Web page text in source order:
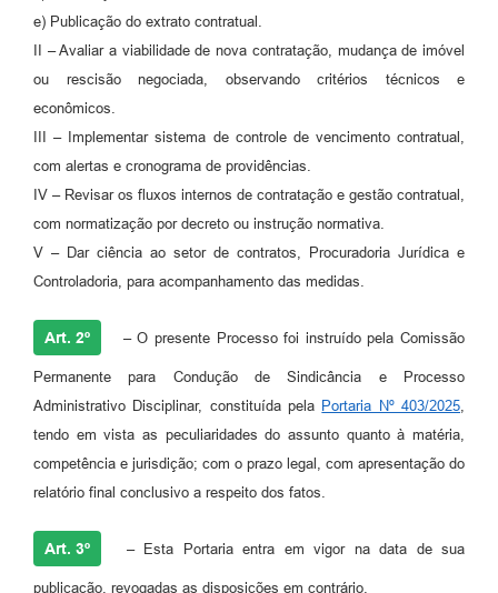
e) Publicação do extrato contratual.
II – Avaliar a viabilidade de nova contratação, mudança de imóvel
ou rescisão negociada, observando critérios técnicos e
econômicos.
III – Implementar sistema de controle de vencimento contratual,
com alertas e cronograma de providências.
IV – Revisar os fluxos internos de contratação e gestão contratual,
com normatização por decreto ou instrução normativa.
V – Dar ciência ao setor de contratos, Procuradoria Jurídica e
Controladoria, para acompanhamento das medidas.
Art. 2º –O presente Processo foi instruído pela Comissão
Permanente para Condução de Sindicância e Processo
Administrativo Disciplinar, constituída pela Portaria Nº 403/2025
tendo em vista as peculiaridades do assunto quanto à matéria,
competência e jurisdição; com o prazo legal, com apresentação do
relatório final conclusivo a respeito dos fatos.
Art. 3º – Esta Portaria entra em vigor na data de sua
publicação, revogadas as disposições em contrário.